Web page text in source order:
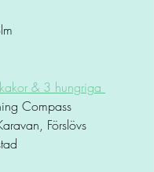
& 3 hungriga
Compass
Förslövs